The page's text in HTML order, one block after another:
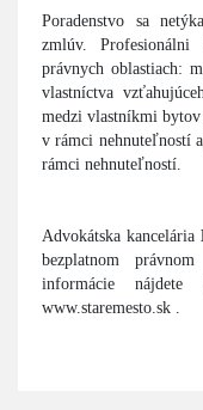
Poradenstvo sa
zmlúv. Profesionálni
právnych oblastiach:
vlastníctva
medzi vlastníkmi
v rámci nehnuteľností
rámci nehnuteľností.
Advokátska kancelária
bezplatnom
informácie
www.staremesto.sk .